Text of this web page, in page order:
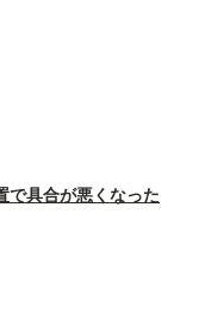
で具合が悪くなった